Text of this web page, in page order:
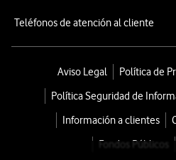
Teléfonos de atención al cliente
Aviso Legal
Política de
Política Seguridad de
Información a clientes
Fondos Públicos